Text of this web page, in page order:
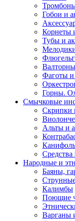
Гобои и
Корнеты
Тубы и
Фаготы и
Горны.
Смычковые
Скрипки
Альты и
Канифоль
Народные и
Баяны,
Калимбы
Поющие
Варганы